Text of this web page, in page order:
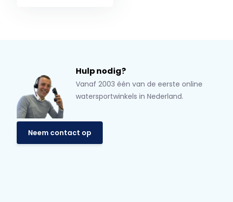
Hulp nodig?
Vanaf 2003 één van de eerste online
watersportwinkels in Nederland.
Neem contact op